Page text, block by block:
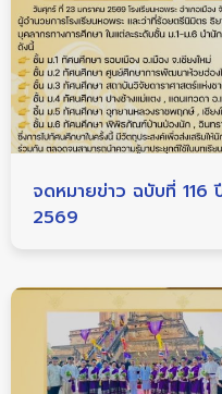
จดหมายข่าว ฉบับที่ 116
2569